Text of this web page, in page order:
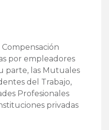
Compensación
por empleadores
parte, las Mutuales
del Trabajo,
Profesionales
privadas